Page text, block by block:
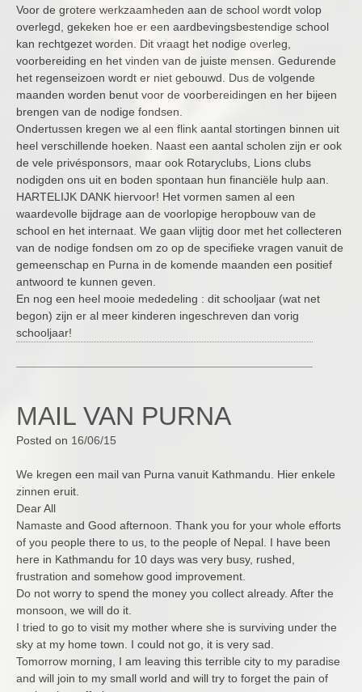
Voor de grotere werkzaamheden aan de school wordt volop
overlegd, gekeken hoe er een aardbevingsbestendige school
kan rechtgezet worden. Dit vraagt het nodige overleg,
voorbereiding en het vinden van de juiste mensen. Gedurende
het regenseizoen wordt er niet gebouwd. Dus de volgende
maanden worden benut voor de voorbereidingen en her bijeen
brengen van de nodige fondsen.
Ondertussen kregen we al een flink aantal stortingen binnen uit
heel verschillende hoeken. Naast een aantal scholen zijn er ook
de vele privésponsors, maar ook Rotaryclubs, Lions clubs
nodigden ons uit en boden spontaan hun financiële hulp aan.
HARTELIJK DANK hiervoor! Het vormen samen al een
waardevolle bijdrage aan de voorlopige heropbouw van de
school en het internaat. We gaan vlijtig door met het collecteren
van de nodige fondsen om zo op de specifieke vragen vanuit de
gemeenschap en Purna in de komende maanden een positief
antwoord te kunnen geven.
En nog een heel mooie mededeling : dit schooljaar (wat net
begon) zijn er al meer kinderen ingeschreven dan vorig
schooljaar!
MAIL VAN PURNA
Posted on 16/06/15
We kregen een mail van Purna vanuit Kathmandu. Hier enkele
zinnen eruit.
Dear All
Namaste and Good afternoon. Thank you for your whole efforts
of you people there to us, to the people of Nepal. I have been
here in Kathmandu for 10 days was very busy, rushed,
frustration and somehow good improvement.
Do not worry to spend the money you collect already. After the
monsoon, we will do it.
I tried to go to visit my mother where she is surviving under the
sky at my home town. I could not go, it is very sad.
Tomorrow morning, I am leaving this terrible city to my paradise
and will join to my small world and will try to forget the pain of